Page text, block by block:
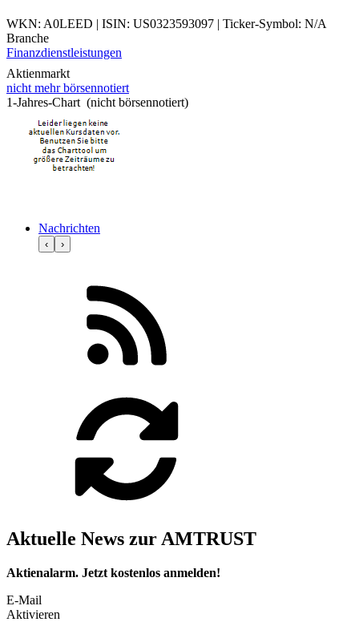
WKN: A0LEED | ISIN: US0323593097 | Ticker-Symbol: N/A
Branche
Finanzdienstleistungen
Aktienmarkt
nicht mehr börsennotiert
1-Jahres-Chart (nicht börsennotiert)
Nachrichten
‹ ›
Aktuelle News zur AMTRUST
Aktienalarm. Jetzt kostenlos anmelden!
E-Mail
Aktivieren